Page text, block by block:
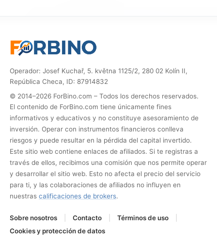
Operador: Josef Kuchař, 5. května 1125/2, 280 02 Kolín II,
República Checa, ID: 87914832
© 2014–2026 ForBino.com – Todos los derechos reservados.
El contenido de ForBino.com tiene únicamente fines
informativos y educativos y no constituye asesoramiento de
inversión. Operar con instrumentos financieros conlleva
riesgos y puede resultar en la pérdida del capital invertido.
Este sitio web contiene enlaces de afiliados. Si te registras a
través de ellos, recibimos una comisión que nos permite operar
y desarrollar el sitio web. Esto no afecta el precio del servicio
para ti, y las colaboraciones de afiliados no influyen en
nuestras calificaciones de brokers.
Sobre nosotros Contacto Términos de uso
Cookies y protección de datos